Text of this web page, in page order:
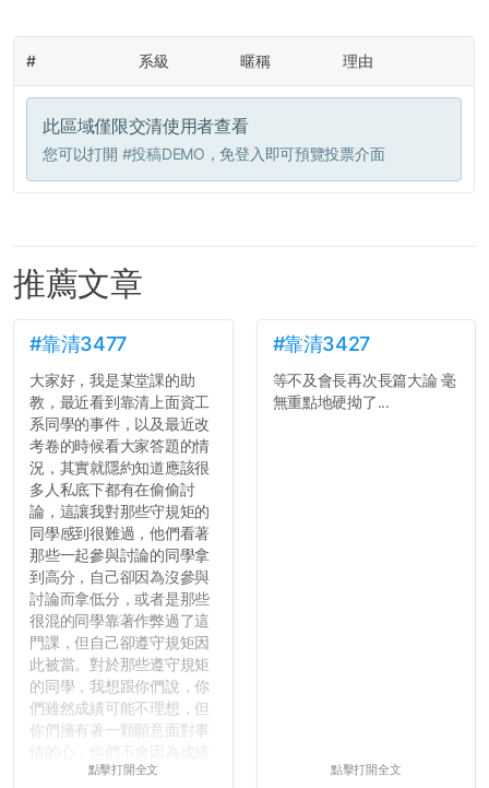
# 系級 暱稱 理由
此區域僅限交清使用者查看
您可以打開 #投稿DEMO ，免登入即可預覽投票介面
推薦文章
#靠清3477
大家好，我是某堂課的助
教，最近看到靠清上面資工
系同學的事件，以及最近改
考卷的時候看大家答題的情
況，其實就隱約知道應該很
多人私底下都有在偷偷討
論，這讓我對那些守規矩的
同學感到很難過，他們看著
那些一起參與討論的同學拿
到高分，自己卻因為沒參與
討論而拿低分，或者是那些
很混的同學靠著作弊過了這
門課，但自己卻遵守規矩因
此被當。對於那些遵守規矩
的同學，我想跟你們說，你
們雖然成績可能不理想，但
你們擁有著一顆願意面對事
壓力而選擇逃避(作弊)，在
點擊打開全文
#靠清3427
等不及會長再次長篇大論 毫
無重點地硬拗了...
點擊打開全文